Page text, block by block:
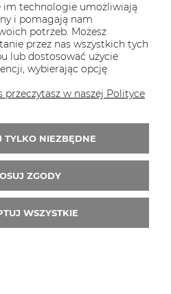
1922.01
zł
im technologie umożliwiają
i pomagają nam
potrzeb. Możesz
przez nas wszystkich tych
lub dostosować użycie
wybierając opcję
w naszej Polityce
TYLKO NIEZBĘDNE
ZGODY
WSZYSTKIE